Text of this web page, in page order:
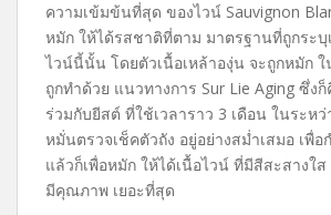
ความเข้มข้นที่สุด ของไวน์ Sauvignon
หมัก ให้ได้รสชาติที่ตาม มาตรฐานที่ถูกระบุ
ไวน์นี้นั้น โดยตัวเนื้อเหล้าองุ่น จะถูกหมัก
ถูกทำด้วย แนวทางการ Sur Lie Aging ซึ่ง
ร่วมกับยีสต์ ที่ใช้เวลาราว 3 เดือน ในระห
หมั่นตรวจเช็คตัวถัง อยู่อย่างสม่ำเสมอ เพื่
แล้วก็เพื่อหมัก ให้ได้เนื้อไวน์ ที่มีสีสะสางใส
มีคุณภาพ เยอะที่สุด